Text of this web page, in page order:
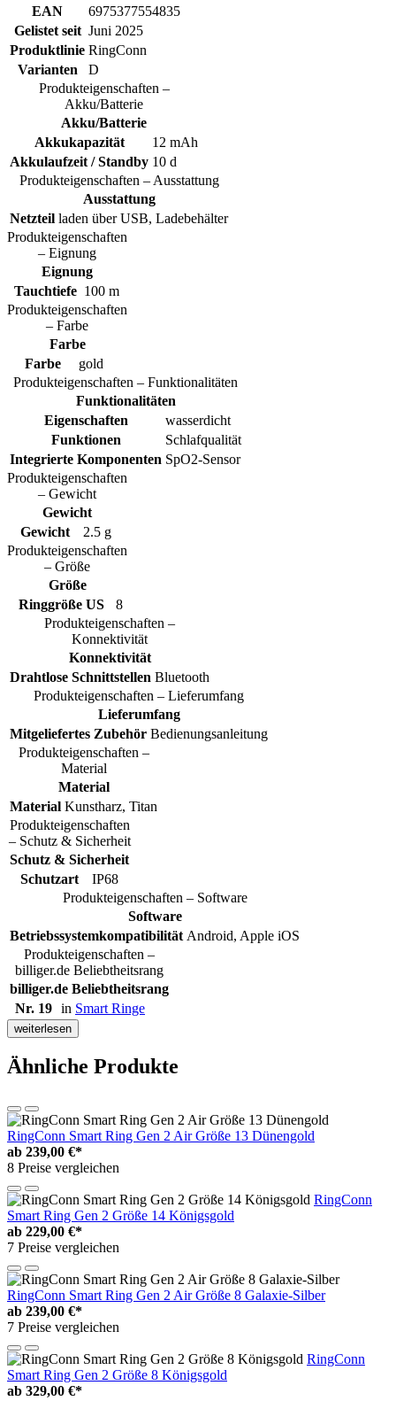
EAN
6975377554835
Gelistet seit Juni 2025
Produktlinie RingConn
Varianten
D
Produkteigenschaften –
Akku/Batterie
Akku/Batterie
Akkukapazität
12 mAh
Akkulaufzeit / Standby 10 d
Produkteigenschaften – Ausstattung
Ausstattung
Netzteil laden über USB, Ladebehälter
Produkteigenschaften
– Eignung
Eignung
Tauchtiefe 100 m
Produkteigenschaften
– Farbe
Farbe
Farbe
gold
Produkteigenschaften – Funktionalitäten
Funktionalitäten
Eigenschaften
wasserdicht
Funktionen
Schlafqualität
Integrierte Komponenten SpO2-Sensor
Produkteigenschaften
– Gewicht
Gewicht
Gewicht
2.5 g
Produkteigenschaften
– Größe
Größe
Ringgröße US
8
Produkteigenschaften –
Konnektivität
Konnektivität
Drahtlose Schnittstellen Bluetooth
Produkteigenschaften – Lieferumfang
Lieferumfang
Mitgeliefertes Zubehör Bedienungsanleitung
Produkteigenschaften –
Material
Material
Material Kunstharz, Titan
Produkteigenschaften
– Schutz & Sicherheit
Schutz & Sicherheit
Schutzart
IP68
Produkteigenschaften – Software
Software
Betriebssystemkompatibilität Android, Apple iOS
Produkteigenschaften –
billiger.de Beliebtheitsrang
billiger.de Beliebtheitsrang
Nr. 19 in Smart Ringe
weiterlesen
Ähnliche Produkte
RingConn Smart Ring Gen 2 Air Größe 13 Dünengold
ab 239,00 €*
8 Preise vergleichen
RingConn
Smart Ring Gen 2 Größe 14 Königsgold
ab 229,00 €*
7 Preise vergleichen
RingConn Smart Ring Gen 2 Air Größe 8 Galaxie-Silber
ab 239,00 €*
7 Preise vergleichen
RingConn
Smart Ring Gen 2 Größe 8 Königsgold
ab 329,00 €*